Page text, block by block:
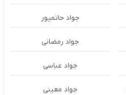
جواد حاتمپور
جواد رمضانی
جواد عباسی
جواد معینی